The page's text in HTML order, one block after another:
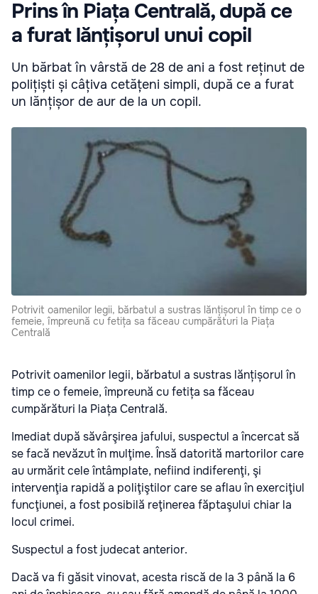
Prins în Piața Centrală, după ce
a furat lănțișorul unui copil
Un bărbat în vârstă de 28 de ani a fost reținut de
polițiști și câțiva cetățeni simpli, după ce a furat
un lănțișor de aur de la un copil.
Potrivit oamenilor legii, bărbatul a sustras lănțișorul în timp ce o
femeie, împreună cu fetița sa făceau cumpărături la Piața
Centrală
Potrivit oamenilor legii, bărbatul a sustras lănțișorul în
timp ce o femeie, împreună cu fetița sa făceau
cumpărături la Piața Centrală.
Imediat după săvârşirea jafului, suspectul a încercat să
se facă nevăzut în mulţime. Însă datorită martorilor care
au urmărit cele întâmplate, nefiind indiferenţi, şi
intervenţia rapidă a poliţiştilor care se aflau în exerciţiul
funcţiunei, a fost posibilă reţinerea făptaşului chiar la
locul crimei.
Suspectul a fost judecat anterior.
Dacă va fi găsit vinovat, acesta riscă de la 3 până la 6